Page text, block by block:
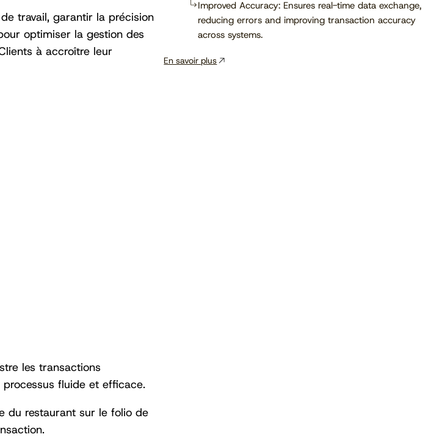
travail, garantir la précision
optimiser la gestion des
à accroître leur
les transactions
fluide et efficace.
du restaurant sur le folio de
Improved Accuracy: Ensures real-time data exchange,
reducing errors and improving transaction accuracy
across systems.
En savoir plus